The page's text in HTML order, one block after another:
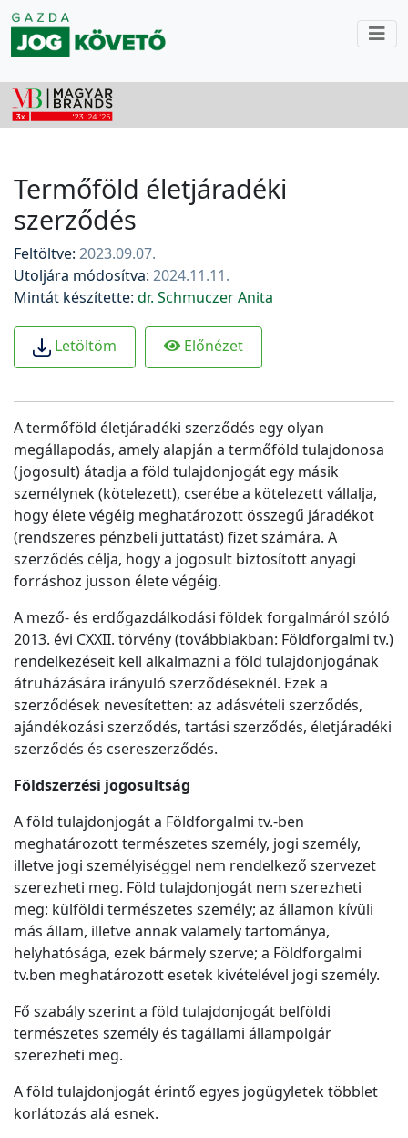
Termőföld életjáradéki
szerződés
Feltöltve: 2023.09.07.
Utoljára módosítva: 2024.11.11.
Mintát készítette: dr. Schmuczer Anita
Letöltöm Előnézet
A termőföld életjáradéki szerződés egy olyan
megállapodás, amely alapján a termőföld tulajdonosa
(jogosult) átadja a föld tulajdonjogát egy másik
személynek (kötelezett), cserébe a kötelezett vállalja,
hogy élete végéig meghatározott összegű járadékot
(rendszeres pénzbeli juttatást) fizet számára. A
szerződés célja, hogy a jogosult biztosított anyagi
forráshoz jusson élete végéig.
A mező- és erdőgazdálkodási földek forgalmáról szóló
2013. évi CXXII. törvény (továbbiakban: Földforgalmi tv.)
rendelkezéseit kell alkalmazni a föld tulajdonjogának
átruházására irányuló szerződéseknél. Ezek a
szerződések nevesítetten: az adásvételi szerződés,
ajándékozási szerződés, tartási szerződés, életjáradéki
szerződés és csereszerződés.
Földszerzési jogosultság
A föld tulajdonjogát a Földforgalmi tv.-ben
meghatározott természetes személy, jogi személy,
illetve jogi személyiséggel nem rendelkező szervezet
szerezheti meg. Föld tulajdonjogát nem szerezheti
meg: külföldi természetes személy; az államon kívüli
más állam, illetve annak valamely tartománya,
helyhatósága, ezek bármely szerve; a Földforgalmi
tv.ben meghatározott esetek kivételével jogi személy.
Fő szabály szerint a föld tulajdonjogát belföldi
természetes személy és tagállami állampolgár
szerezheti meg.
A föld tulajdonjogát érintő egyes jogügyletek többlet
korlátozás alá esnek.